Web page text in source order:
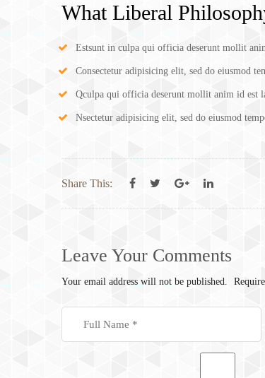
What Liberal
Estsunt in culpa qui officia deserunt mollit
Consectetur adipisicing elit, sed do eiusmod
Qculpa qui officia deserunt mollit anim id est
Nsectetur adipisicing elit, sed do eiusmod
Share This:
Leave Your Comments
Your email address will not be published.